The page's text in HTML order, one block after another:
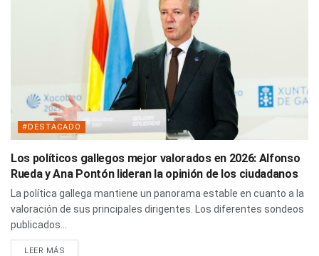
#DESTACADO
Los políticos gallegos mejor valorados en 2026: Alfonso
Rueda y Ana Pontón lideran la opinión de los ciudadanos
La política gallega mantiene un panorama estable en cuanto a la
valoración de sus principales dirigentes. Los diferentes sondeos
publicados...
LEER MÁS